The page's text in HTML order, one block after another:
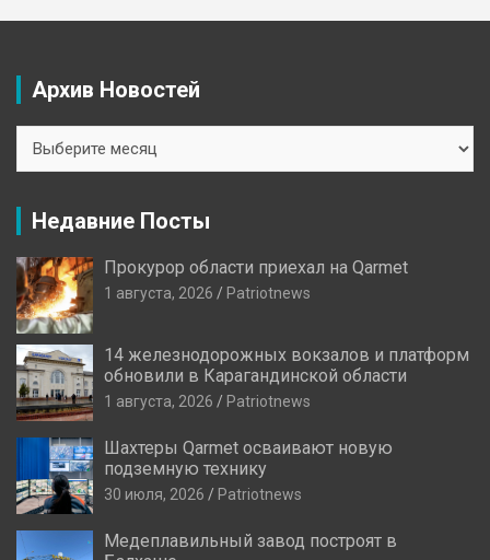
Архив Новостей
Новостей
Недавние Посты
Прокурор области приехал на Qarmet
1 августа, 2026 Patriotnews
14 железнодорожных вокзалов и платформ
обновили в Карагандинской области
1 августа, 2026 Patriotnews
Шахтеры Qarmet осваивают новую
подземную технику
30 июля, 2026 Patriotnews
Медеплавильный завод построят в